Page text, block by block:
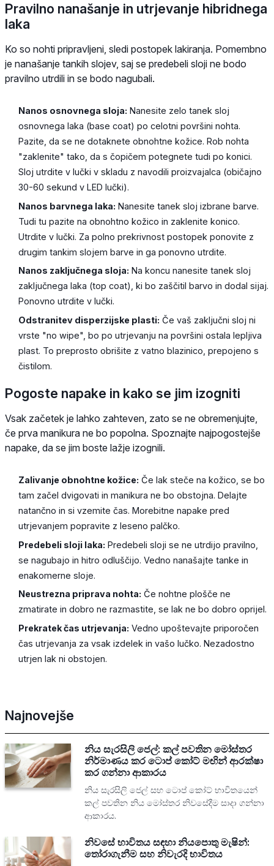
Pravilno nanašanje in utrjevanje hibridnega
laka
Ko so nohti pripravljeni, sledi postopek lakiranja. Pomembno
je nanašanje tankih slojev, saj se predebeli sloji ne bodo
pravilno utrdili in se bodo nagubali.
Nanos osnovnega sloja: Nanesite zelo tanek sloj
osnovnega laka (base coat) po celotni površini nohta.
Pazite, da se ne dotaknete obnohtne kožice. Rob nohta
"zaklenite" tako, da s čopičem potegnete tudi po konici.
Sloj utrdite v lučki v skladu z navodili proizvajalca (običajno
30-60 sekund v LED lučki).
Nanos barvnega laka: Nanesite tanek sloj izbrane barve.
Tudi tu pazite na obnohtno kožico in zaklenite konico.
Utrdite v lučki. Za polno prekrivnost postopek ponovite z
drugim tankim slojem barve in ga ponovno utrdite.
Nanos zaključnega sloja: Na koncu nanesite tanek sloj
zaključnega laka (top coat), ki bo zaščitil barvo in dodal sijaj.
Ponovno utrdite v lučki.
Odstranitev disperzijske plasti: Če vaš zaključni sloj ni
vrste "no wipe", bo po utrjevanju na površini ostala lepljiva
plast. To preprosto obrišite z vatno blazinico, prepojeno s
čistilom.
Pogoste napake in kako se jim izogniti
Vsak začetek je lahko zahteven, zato se ne obremenjujte,
če prva manikura ne bo popolna. Spoznajte najpogostejše
napake, da se jim boste lažje izognili.
Zalivanje obnohtne kožice: Če lak steče na kožico, se bo
tam začel dvigovati in manikura ne bo obstojna. Delajte
natančno in si vzemite čas. Morebitne napake pred
utrjevanjem popravite z leseno palčko.
Predebeli sloji laka: Predebeli sloji se ne utrdijo pravilno,
se nagubajo in hitro odluščijo. Vedno nanašajte tanke in
enakomerne sloje.
Neustrezna priprava nohta: Če nohtne plošče ne
zmatirate in dobro ne razmastite, se lak ne bo dobro oprijel.
Prekratek čas utrjevanja: Vedno upoštevajte priporočen
čas utrjevanja za vsak izdelek in vašo lučko. Nezadostno
utrjen lak ni obstojen.
Najnovejše
නිය සැරසිලි ජෙල්: කල් පවතින මෝස්තර
නිර්මාණය කර ටොප් කෝට් මඟින් ආරක්ෂා
කර ගන්නා ආකාරය
නිය සැරසිලි ජෙල් සහ ටොප් කෝට් භාවිතයෙන්
කල් පවතින නිය මෝස්තර නිවසේදීම සාදා ගන්නා
ආකාරය.
නිවසේ භාවිතය සඳහා නියපොතු මැෂින්:
තෝරාගැනීම සහ නිවැරදි භාවිතය